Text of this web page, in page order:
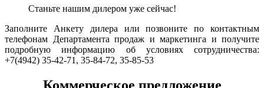
Станьте нашим дилером уже сейчас!
Заполните Анкету дилера или позвоните по контактным
телефонам Департамента продаж и маркетинга и получите
подробную информацию об условиях сотрудничества:
+7(4942) 35-42-71, 35-84-72, 35-85-53